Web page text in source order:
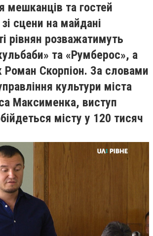
мешканців та гостей
сцени на майдані
рівнян розважатимуть
та «Румберос», а
Роман Скорпіон. За словами
культури міста
Максименка, виступ
місту у 120 тисяч